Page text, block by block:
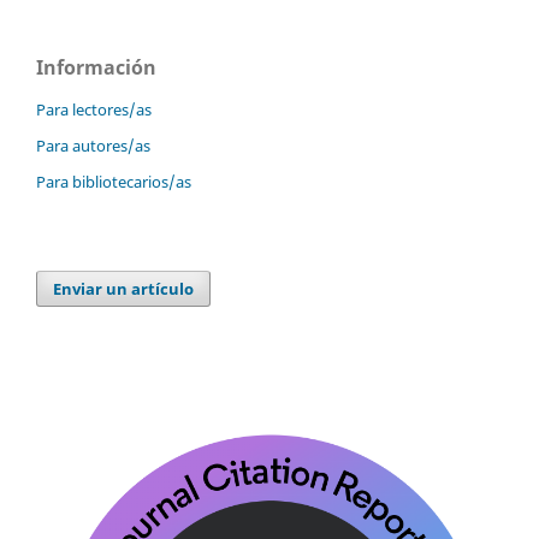
Información
Para lectores/as
Para autores/as
Para bibliotecarios/as
Enviar un artículo